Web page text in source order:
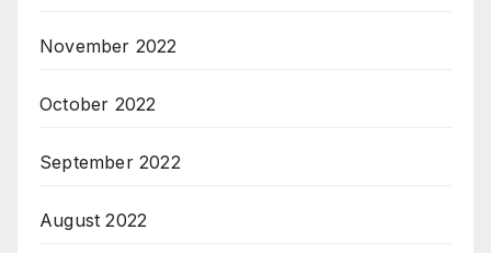
November 2022
October 2022
September 2022
August 2022